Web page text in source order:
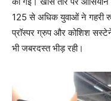
125 से अधिक युवाओं ने गहरी
प्रॉस्पर ग्रुप और कोशिश
भी जबरदस्त भीड़ रही।